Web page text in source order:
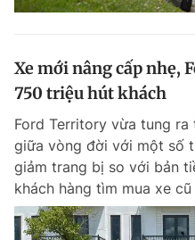
Xe mới nâng cấp nhẹ,
750 triệu hút khách
Ford Territory vừa tung
giữa vòng đời với một số
giảm trang bị so với bản
khách hàng tìm mua xe cũ